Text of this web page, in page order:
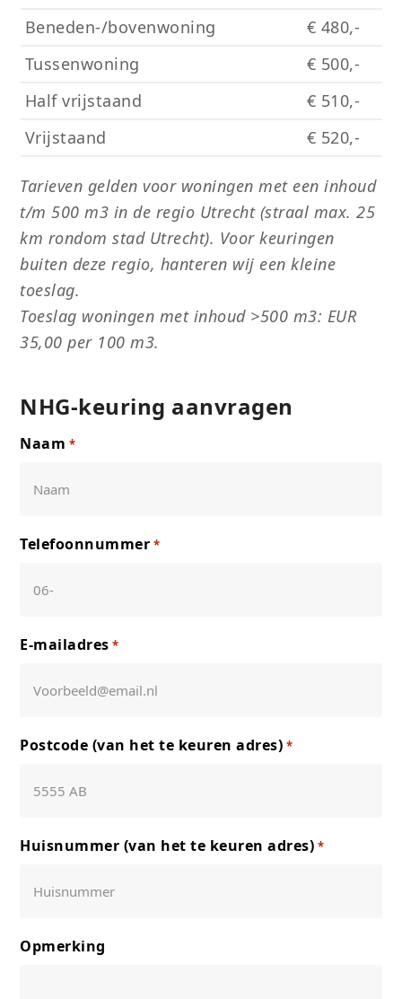
Beneden-/bovenwoning
€ 480,-
Tussenwoning
€ 500,-
Half vrijstaand
€ 510,-
Vrijstaand
€ 520,-
Tarieven gelden voor woningen met een inhoud
t/m 500 m3 in de regio Utrecht (straal max. 25
km rondom stad Utrecht). Voor keuringen
buiten deze regio, hanteren wij een kleine
toeslag.
Toeslag woningen met inhoud >500 m3: EUR
35,00 per 100 m3.
NHG-keuring aanvragen
Naam *
Telefoonnummer *
E-mailadres *
Postcode (van het te keuren adres) *
Huisnummer (van het te keuren adres) *
Opmerking